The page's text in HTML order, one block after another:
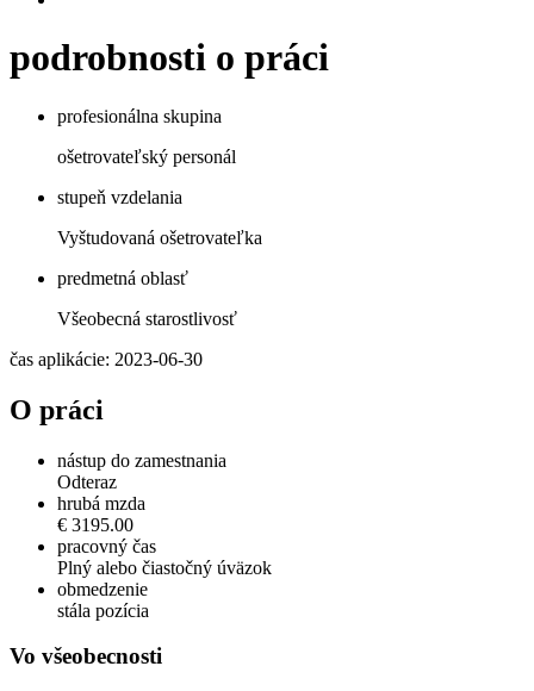
podrobnosti o práci
profesionálna skupina
ošetrovateľský personál
stupeň vzdelania
Vyštudovaná ošetrovateľka
predmetná oblasť
Všeobecná starostlivosť
čas aplikácie: 2023-06-30
O práci
nástup do zamestnania
Odteraz
hrubá mzda
€ 3195.00
pracovný čas
Plný alebo čiastočný úväzok
obmedzenie
stála pozícia
Vo všeobecnosti